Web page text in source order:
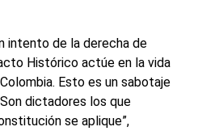
intento de la derecha de
Histórico actúe en la vida
Esto es un sabotaje
dictadores los que
se aplique”,